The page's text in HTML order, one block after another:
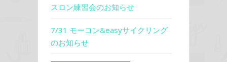
スロン練習会のお知らせ
7/31 モーコン&easyサイクリング
のお知らせ